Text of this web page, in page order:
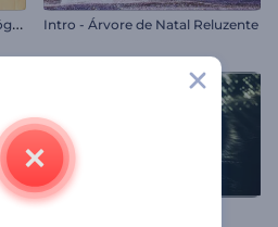
A
bertura com Logo para Fotógrafos Intro - Árvore de Natal Reluzente